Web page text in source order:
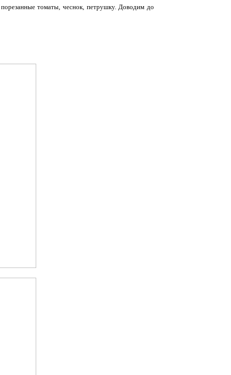
томаты, чеснок, петрушку. Доводим до